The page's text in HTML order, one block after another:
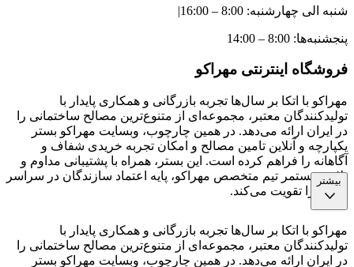
شنبه الی چهارشنبه: 8:00 – 16:00 |
پنجشنبه‌ها: 8:00 – 14:00
فروشگاه اینترنتی مهراکو
مهراکو با اتکا بر سال‌ها تجربه بازرگانی و همکاری پایدار با
تولیدکنندگان معتبر، مجموعه‌ای از متنوع‌ترین مصالح ساختمانی را
در ایران ارائه می‌دهد. در همین چارچوب، وبسایت مهراکو بستر
یکپارچه و آنلاین تامین مصالح و امکان تجربه خریدی شفاف و
آگاهانه را فراهم کرده است. این بستر، همراه با پشتیبانی مداوم و
تلاش مستمر تیم متخصص مهراکو، پایه اعتماد سازندگان در سراسر
کشور را تقویت می‌کند.
بیشتر
مهراکو با اتکا بر سال‌ها تجربه بازرگانی و همکاری پایدار با
تولیدکنندگان معتبر، مجموعه‌ای از متنوع‌ترین مصالح ساختمانی را
در ایران ارائه می‌دهد. در همین چارچوب، وبسایت مهراکو بستر